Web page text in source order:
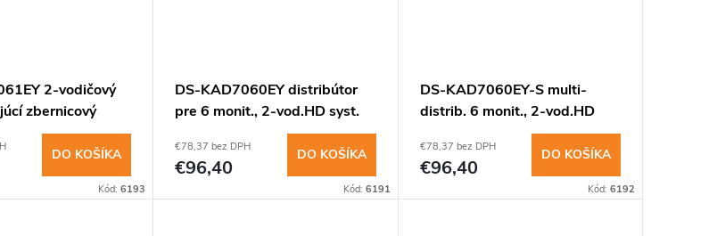
2-vodičový
zbernicový
DO KOŠÍKA
Kód:6193
DS-KAD7060EY distribútor
pre 6 monit., 2-vod.HD syst.
€78,37 bez DPH
€96,40
DO KOŠÍKA
Kód: 6191
DS-KAD7060EY-S multi-
distrib. 6 monit., 2-vod.HD
€78,37 bez DPH
€96,40
DO KOŠÍKA
Kód: 6192